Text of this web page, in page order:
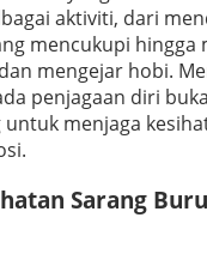
aktiviti, dari
mencukupi hingga
mengejar hobi.
penjagaan diri
menjaga
Sarang